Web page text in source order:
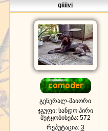
giiiivi
გენერალ-მაიორი
ჯგუფი: სანდო პირი
შეტყობინება: 572
რეპუტაცია: 3